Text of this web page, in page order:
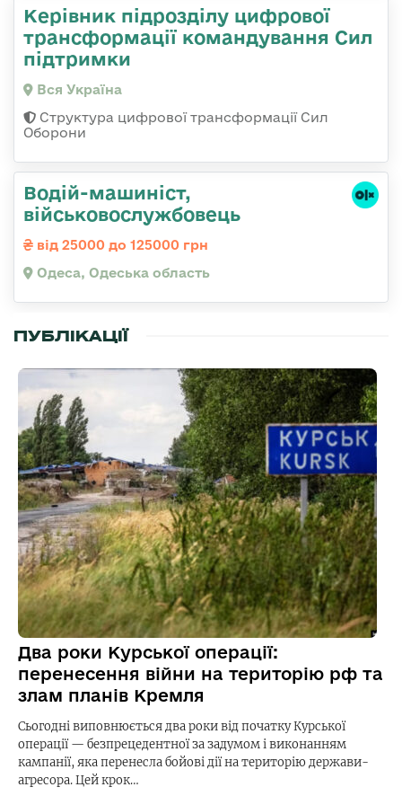
Керівник підрозділу цифрової
трансформації командування Сил
підтримки
Вся Україна
Структура цифрової трансформації Сил
Оборони
Водій-машиніст,
військовослужбовець
від 25000 до 125000 грн
Одеса, Одеська область
ПУБЛІКАЦІЇ
Два роки Курської операції:
перенесення війни на територію рф та
злам планів Кремля
Сьогодні виповнюється два роки від початку Курської
операції — безпрецедентної за задумом і виконанням
кампанії, яка перенесла бойові дії на територію держави-
агресора. Цей крок…